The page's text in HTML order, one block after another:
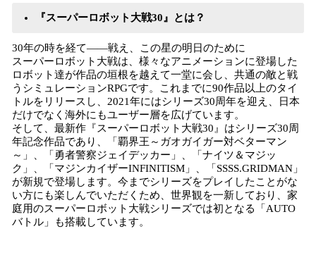
『スーパーロボット大戦30』とは？
30年の時を経て――戦え、この星の明日のために
スーパーロボット大戦は、様々なアニメーションに登場した
ロボット達が作品の垣根を越えて一堂に会し、共通の敵と戦
うシミュレーションRPGです。これまでに90作品以上のタイ
トルをリリースし、2021年にはシリーズ30周年を迎え、日本
だけでなく海外にもユーザー層を広げています。
そして、最新作『スーパーロボット大戦30』はシリーズ30周
年記念作品であり、「覇界王～ガオガイガー対ベターマン
～」、「勇者警察ジェイデッカー」、「ナイツ＆マジッ
ク」、「マジンカイザーINFINITISM」、「SSSS.GRIDMAN」
が新規で登場します。今までシリーズをプレイしたことがな
い方にも楽しんでいただくため、世界観を一新しており、家
庭用のスーパーロボット大戦シリーズでは初となる「AUTO
バトル」も搭載しています。